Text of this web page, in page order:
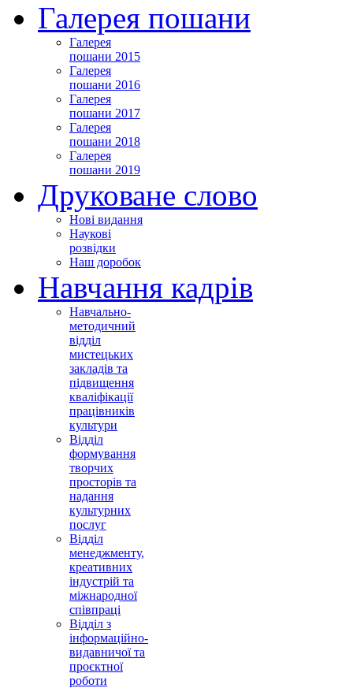
Галерея пошани
Галерея
пошани 2015
Галерея
пошани 2016
Галерея
пошани 2017
Галерея
пошани 2018
Галерея
пошани 2019
Друковане слово
Нові видання
Наукові
розвідки
Наш доробок
Навчання кадрів
Навчально-
методичний
відділ
мистецьких
закладів та
підвищення
кваліфікації
працівників
культури
Відділ
формування
творчих
просторів та
надання
культурних
послуг
Відділ
менеджменту,
креативних
індустрій та
міжнародної
співпраці
Відділ з
інформаційно-
видавничої та
проєктної
роботи